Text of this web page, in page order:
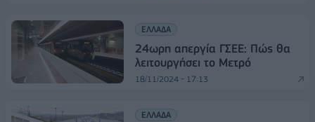
ΕΛΛΑΔΑ
24ωρη απεργία ΓΣΕΕ: Πώς θα
λειτουργήσει το Μετρό
18/11/2024 - 17:13
ΕΛΛΑΔΑ